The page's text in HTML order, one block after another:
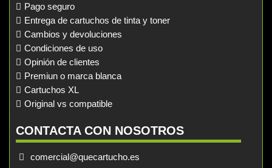
Pago seguro
Entrega de cartuchos de tinta y toner
Cambios y devoluciones
Condiciones de uso
Opinión de clientes
Premiun o marca blanca
Cartuchos XL
Original vs compatible
CONTACTA CON NOSOTROS
comercial@quecartucho.es